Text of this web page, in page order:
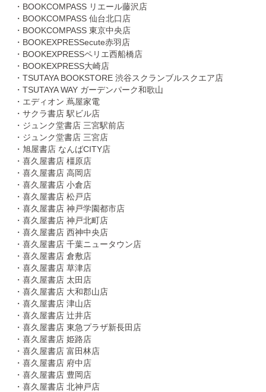
・BOOKCOMPASS リエール藤沢店
・BOOKCOMPASS 仙台北口店
・BOOKCOMPASS 東京中央店
・BOOKEXPRESSecute赤羽店
・BOOKEXPRESSペリエ西船橋店
・BOOKEXPRESS大崎店
・TSUTAYA BOOKSTORE 渋谷スクランブルスクエア店
・TSUTAYA WAY ガーデンパーク和歌山
・エディオン 蔦屋家電
・サクラ書店 駅ビル店
・ジュンク堂書店 三宮駅前店
・ジュンク堂書店 三宮店
・旭屋書店 なんばCITY店
・喜久屋書店 橿原店
・喜久屋書店 高岡店
・喜久屋書店 小倉店
・喜久屋書店 松戸店
・喜久屋書店 神戸学園都市店
・喜久屋書店 神戸北町店
・喜久屋書店 西神中央店
・喜久屋書店 千葉ニュータウン店
・喜久屋書店 倉敷店
・喜久屋書店 草津店
・喜久屋書店 太田店
・喜久屋書店 大和郡山店
・喜久屋書店 津山店
・喜久屋書店 辻井店
・喜久屋書店 東急プラザ新長田店
・喜久屋書店 姫路店
・喜久屋書店 富田林店
・喜久屋書店 府中店
・喜久屋書店 豊岡店
・喜久屋書店 北神戸店